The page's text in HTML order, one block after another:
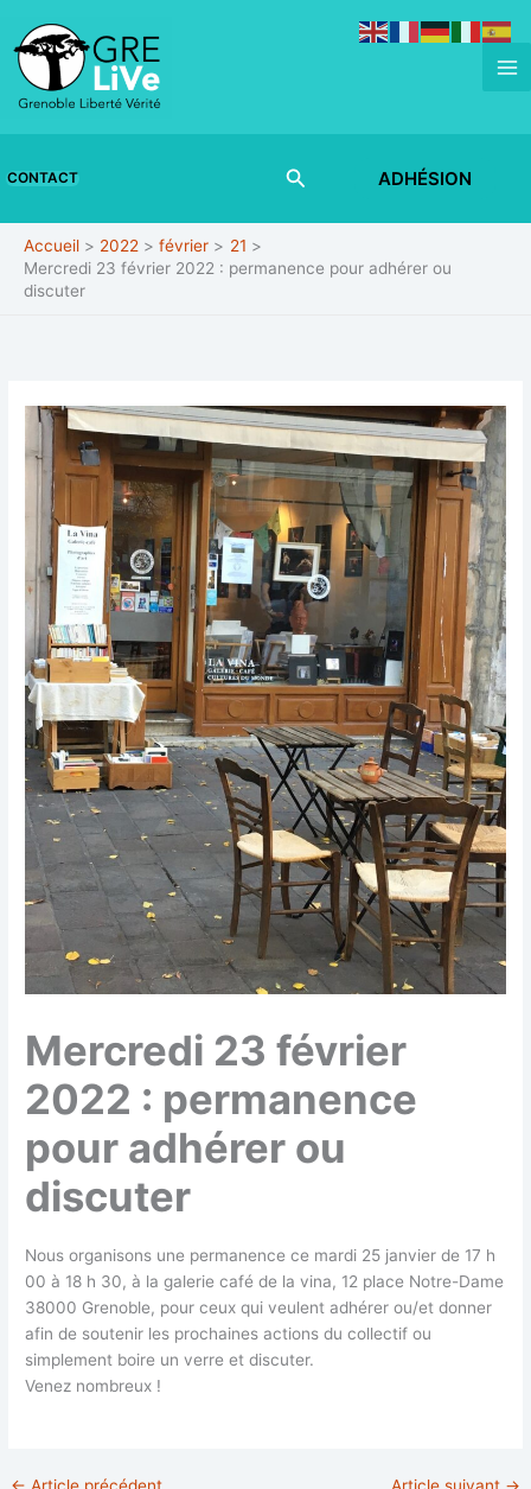
contenu
CONTACT RechercherADHÉSION
Accueil 2022 février
21
Mercredi 23 février 2022 : permanence pour adhérer ou
discuter
Mercredi 23 février
2022 : permanence
pour adhérer ou
discuter
Nous organisons une permanence ce mardi 25 janvier de 17 h
00 à 18 h 30, à la galerie café de la vina, 12 place Notre-Dame
38000 Grenoble, pour ceux qui veulent adhérer ou/et donner
afin de soutenir les prochaines actions du collectif ou
simplement boire un verre et discuter.
Venez nombreux !